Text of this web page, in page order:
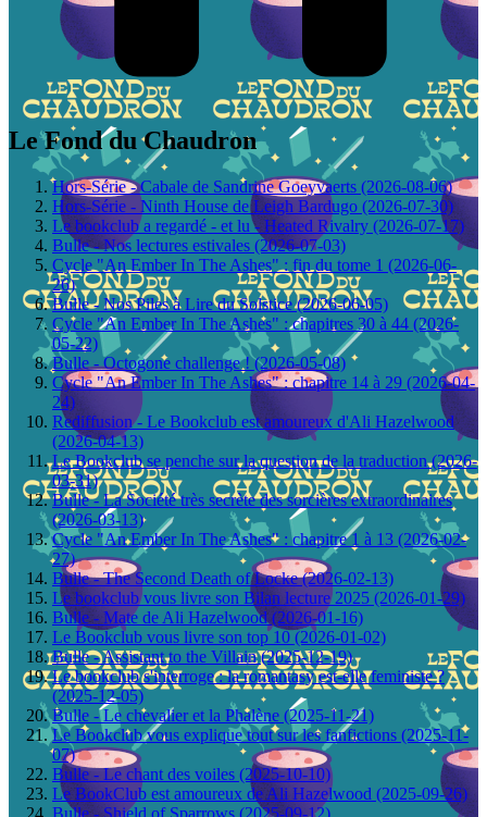
Le Fond du Chaudron
Hors-Série - Cabale de Sandrine Goeyvaerts (2026-08-06)
Hors-Série - Ninth House de Leigh Bardugo (2026-07-30)
Le bookclub a regardé - et lu - Heated Rivalry (2026-07-17)
Bulle - Nos lectures estivales (2026-07-03)
Cycle "An Ember In The Ashes" : fin du tome 1 (2026-06-
26)
Bulle - Nos Piles à Lire du Solstice (2026-06-05)
Cycle "An Ember In The Ashes" : chapitres 30 à 44 (2026-
05-22)
Bulle - Octogone challenge ! (2026-05-08)
Cycle "An Ember In The Ashes" : chapitre 14 à 29 (2026-04-
24)
Rediffusion - Le Bookclub est amoureux d'Ali Hazelwood
(2026-04-13)
Le Bookclub se penche sur la question de la traduction (2026-
03-31)
Bulle - La Société très secrète des sorcières extraordinaires
(2026-03-13)
Cycle "An Ember In The Ashes" : chapitre 1 à 13 (2026-02-
27)
Bulle - The Second Death of Locke (2026-02-13)
Le bookclub vous livre son Bilan lecture 2025 (2026-01-29)
Bulle - Mate de Ali Hazelwood (2026-01-16)
Le Bookclub vous livre son top 10 (2026-01-02)
Bulle - Assistant to the Villain (2025-12-19)
Le bookclub s'interroge : la romantasy est-elle feministe ?
(2025-12-05)
Bulle - Le chevalier et la Phalène (2025-11-21)
Le Bookclub vous explique tout sur les fanfictions (2025-11-
07)
Bulle - Le chant des voiles (2025-10-10)
Le BookClub est amoureux de Ali Hazelwood (2025-09-26)
Bulle - Shield of Sparrows (2025-09-12)